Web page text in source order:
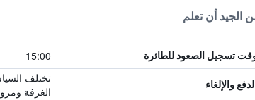
الجيد أن تعلم
تسجيل الصعود للطائرة 15:00
والإلغاء
تختلف
الغرفة